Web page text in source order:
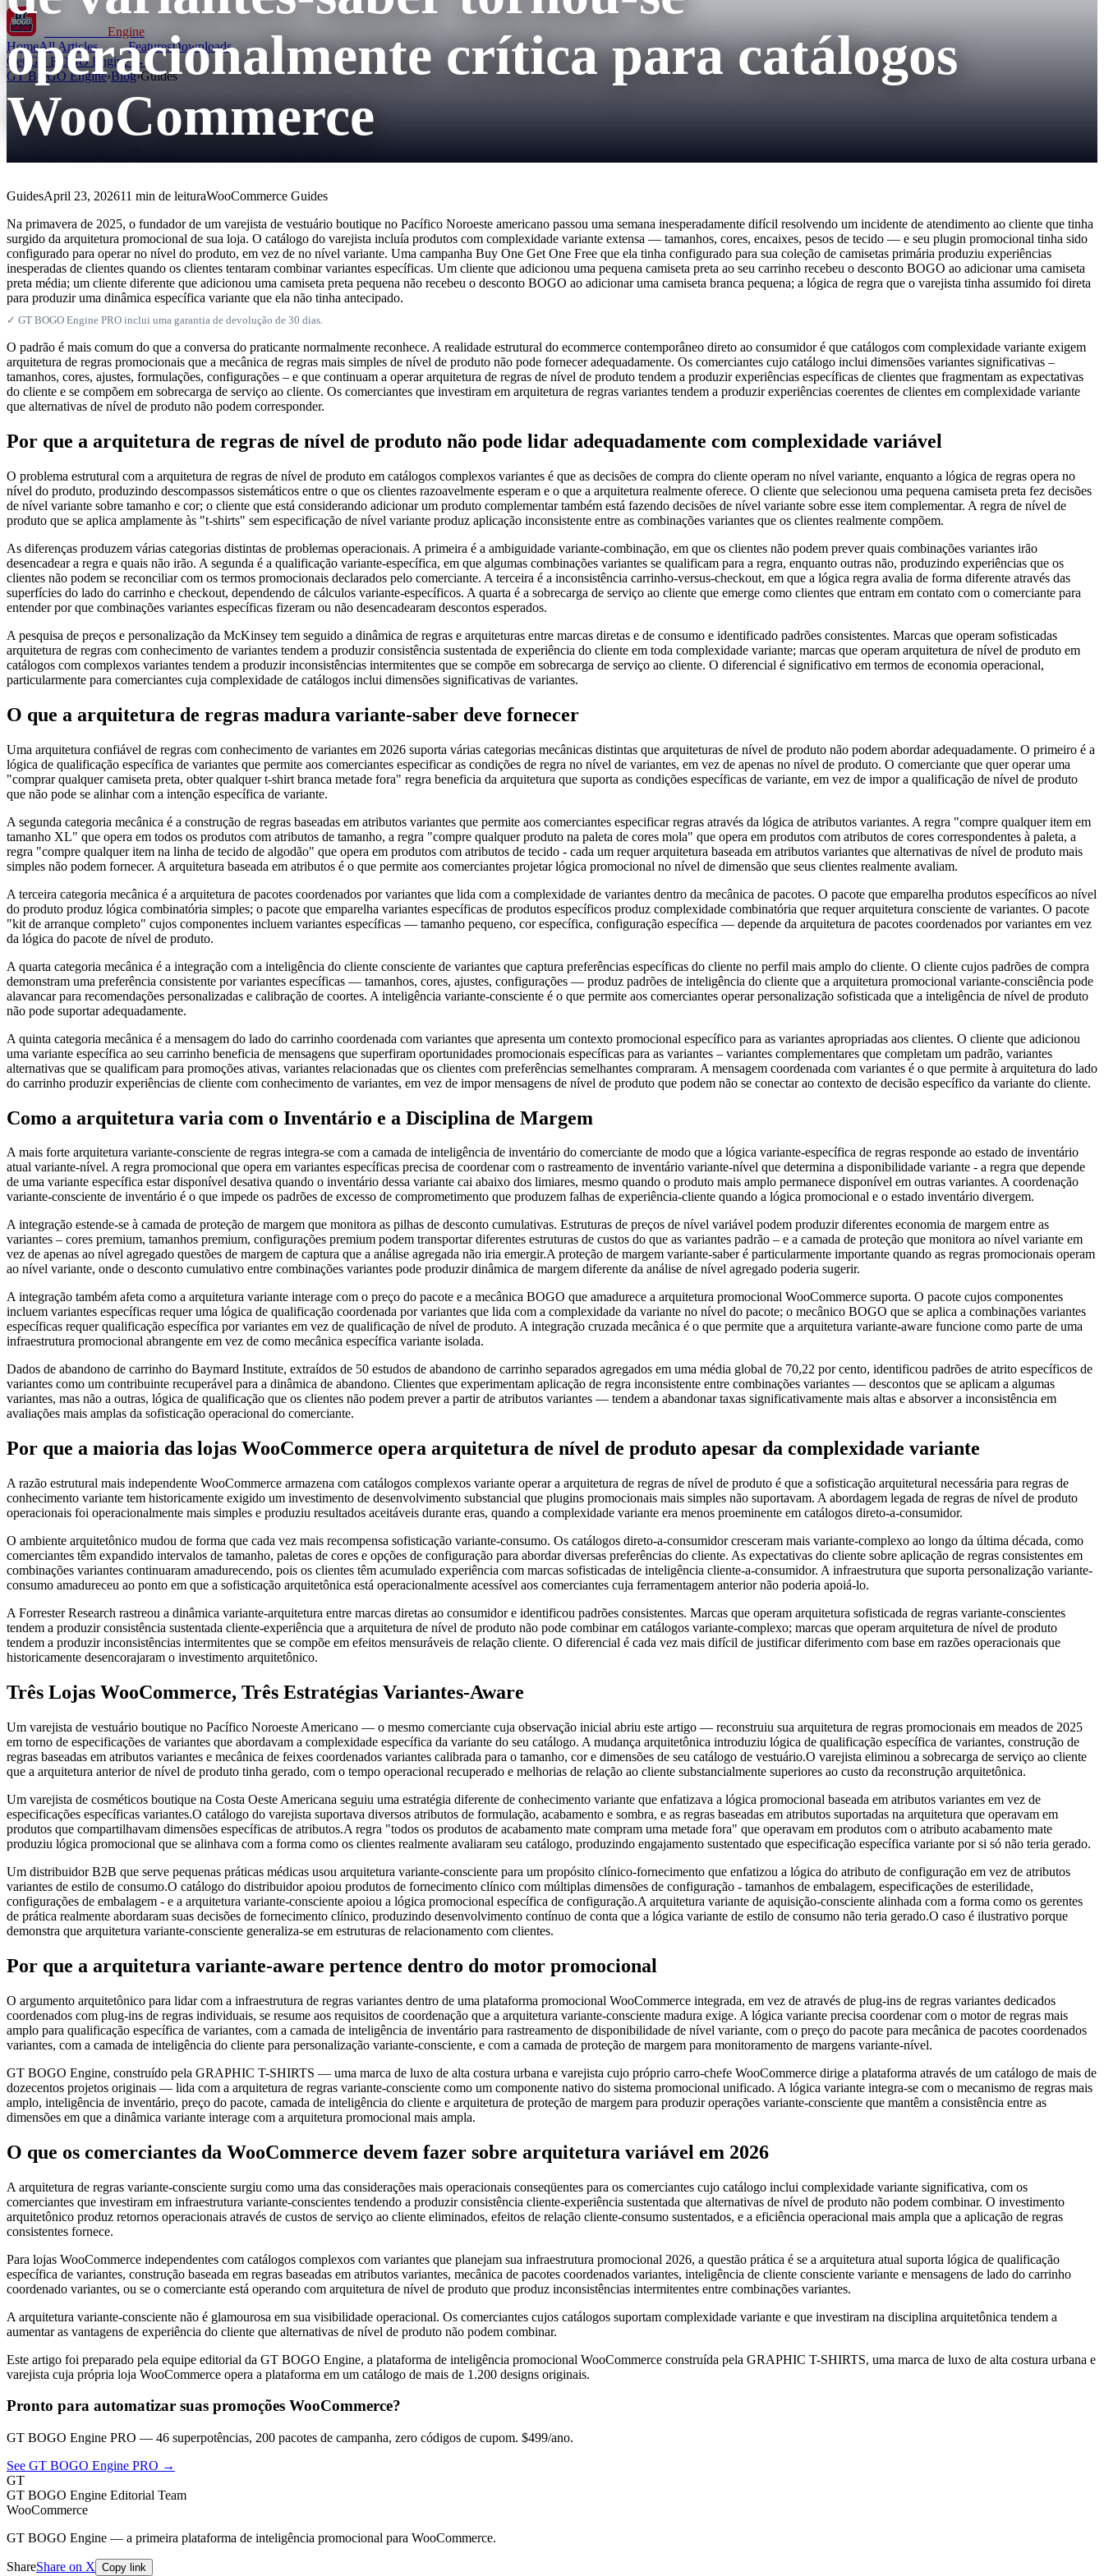
Engine
HomeAll Articles FeaturesDownloads
Get GT BOGO Engine →
GT BOGO Engine›Blog›Guides
operacionalmente crítica para catálogos
WooCommerce
GuidesApril 23, 202611 min de leituraWooCommerce Guides
Na primavera de 2025, o fundador de um varejista de vestuário boutique no Pacífico Noroeste americano passou uma semana inesperadamente difícil resolvendo um incidente de atendimento ao cliente que tinha
surgido da arquitetura promocional de sua loja. O catálogo do varejista incluía produtos com complexidade variante extensa — tamanhos, cores, encaixes, pesos de tecido — e seu plugin promocional tinha sido
configurado para operar no nível do produto, em vez de no nível variante. Uma campanha Buy One Get One Free que ela tinha configurado para sua coleção de camisetas primária produziu experiências
inesperadas de clientes quando os clientes tentaram combinar variantes específicas. Um cliente que adicionou uma pequena camiseta preta ao seu carrinho recebeu o desconto BOGO ao adicionar uma camiseta
preta média; um cliente diferente que adicionou uma camiseta preta pequena não recebeu o desconto BOGO ao adicionar uma camiseta branca pequena; a lógica de regra que o varejista tinha assumido foi direta
para produzir uma dinâmica específica variante que ela não tinha antecipado.
✓ GT BOGO Engine PRO inclui uma garantia de devolução de 30 dias.
O padrão é mais comum do que a conversa do praticante normalmente reconhece. A realidade estrutural do ecommerce contemporâneo direto ao consumidor é que catálogos com complexidade variante exigem
arquitetura de regras promocionais que a mecânica de regras mais simples de nível de produto não pode fornecer adequadamente. Os comerciantes cujo catálogo inclui dimensões variantes significativas –
tamanhos, cores, ajustes, formulações, configurações – e que continuam a operar arquitetura de regras de nível de produto tendem a produzir experiências específicas de clientes que fragmentam as expectativas
do cliente e se compõem em sobrecarga de serviço ao cliente. Os comerciantes que investiram em arquitetura de regras variantes tendem a produzir experiências coerentes de clientes em complexidade variante
que alternativas de nível de produto não podem corresponder.
Por que a arquitetura de regras de nível de produto não pode lidar adequadamente com complexidade variável
O problema estrutural com a arquitetura de regras de nível de produto em catálogos complexos variantes é que as decisões de compra do cliente operam no nível variante, enquanto a lógica de regras opera no
nível do produto, produzindo descompassos sistemáticos entre o que os clientes razoavelmente esperam e o que a arquitetura realmente oferece. O cliente que selecionou uma pequena camiseta preta fez decisões
de nível variante sobre tamanho e cor; o cliente que está considerando adicionar um produto complementar também está fazendo decisões de nível variante sobre esse item complementar. A regra de nível de
produto que se aplica amplamente às "t-shirts" sem especificação de nível variante produz aplicação inconsistente entre as combinações variantes que os clientes realmente compõem.
As diferenças produzem várias categorias distintas de problemas operacionais. A primeira é a ambiguidade variante-combinação, em que os clientes não podem prever quais combinações variantes irão
desencadear a regra e quais não irão. A segunda é a qualificação variante-específica, em que algumas combinações variantes se qualificam para a regra, enquanto outras não, produzindo experiências que os
clientes não podem se reconciliar com os termos promocionais declarados pelo comerciante. A terceira é a inconsistência carrinho-versus-checkout, em que a lógica regra avalia de forma diferente através das
superfícies do lado do carrinho e checkout, dependendo de cálculos variante-específicos. A quarta é a sobrecarga de serviço ao cliente que emerge como clientes que entram em contato com o comerciante para
entender por que combinações variantes específicas fizeram ou não desencadearam descontos esperados.
A pesquisa de preços e personalização da McKinsey tem seguido a dinâmica de regras e arquiteturas entre marcas diretas e de consumo e identificado padrões consistentes. Marcas que operam sofisticadas
arquitetura de regras com conhecimento de variantes tendem a produzir consistência sustentada de experiência do cliente em toda complexidade variante; marcas que operam arquitetura de nível de produto em
catálogos com complexos variantes tendem a produzir inconsistências intermitentes que se compõe em sobrecarga de serviço ao cliente. O diferencial é significativo em termos de economia operacional,
particularmente para comerciantes cuja complexidade de catálogos inclui dimensões significativas de variantes.
O que a arquitetura de regras madura variante-saber deve fornecer
Uma arquitetura confiável de regras com conhecimento de variantes em 2026 suporta várias categorias mecânicas distintas que arquiteturas de nível de produto não podem abordar adequadamente. O primeiro é a
lógica de qualificação específica de variantes que permite aos comerciantes especificar as condições de regra no nível de variantes, em vez de apenas no nível de produto. O comerciante que quer operar uma
"comprar qualquer camiseta preta, obter qualquer t-shirt branca metade fora" regra beneficia da arquitetura que suporta as condições específicas de variante, em vez de impor a qualificação de nível de produto
que não pode se alinhar com a intenção específica de variante.
A segunda categoria mecânica é a construção de regras baseadas em atributos variantes que permite aos comerciantes especificar regras através da lógica de atributos variantes. A regra "compre qualquer item em
tamanho XL" que opera em todos os produtos com atributos de tamanho, a regra "compre qualquer produto na paleta de cores mola" que opera em produtos com atributos de cores correspondentes à paleta, a
regra "compre qualquer item na linha de tecido de algodão" que opera em produtos com atributos de tecido - cada um requer arquitetura baseada em atributos variantes que alternativas de nível de produto mais
simples não podem fornecer. A arquitetura baseada em atributos é o que permite aos comerciantes projetar lógica promocional no nível de dimensão que seus clientes realmente avaliam.
A terceira categoria mecânica é a arquitetura de pacotes coordenados por variantes que lida com a complexidade de variantes dentro da mecânica de pacotes. O pacote que emparelha produtos específicos ao nível
do produto produz lógica combinatória simples; o pacote que emparelha variantes específicas de produtos específicos produz complexidade combinatória que requer arquitetura consciente de variantes. O pacote
"kit de arranque completo" cujos componentes incluem variantes específicas — tamanho pequeno, cor específica, configuração específica — depende da arquitetura de pacotes coordenados por variantes em vez
da lógica do pacote de nível de produto.
A quarta categoria mecânica é a integração com a inteligência do cliente consciente de variantes que captura preferências específicas do cliente no perfil mais amplo do cliente. O cliente cujos padrões de compra
demonstram uma preferência consistente por variantes específicas — tamanhos, cores, ajustes, configurações — produz padrões de inteligência do cliente que a arquitetura promocional variante-consciência pode
alavancar para recomendações personalizadas e calibração de coortes. A inteligência variante-consciente é o que permite aos comerciantes operar personalização sofisticada que a inteligência de nível de produto
não pode suportar adequadamente.
A quinta categoria mecânica é a mensagem do lado do carrinho coordenada com variantes que apresenta um contexto promocional específico para as variantes apropriadas aos clientes. O cliente que adicionou
uma variante específica ao seu carrinho beneficia de mensagens que superfiram oportunidades promocionais específicas para as variantes – variantes complementares que completam um padrão, variantes
alternativas que se qualificam para promoções ativas, variantes relacionadas que os clientes com preferências semelhantes compraram. A mensagem coordenada com variantes é o que permite à arquitetura do lado
do carrinho produzir experiências de cliente com conhecimento de variantes, em vez de impor mensagens de nível de produto que podem não se conectar ao contexto de decisão específico da variante do cliente.
Como a arquitetura varia com o Inventário e a Disciplina de Margem
A mais forte arquitetura variante-consciente de regras integra-se com a camada de inteligência de inventário do comerciante de modo que a lógica variante-específica de regras responde ao estado de inventário
atual variante-nível. A regra promocional que opera em variantes específicas precisa de coordenar com o rastreamento de inventário variante-nível que determina a disponibilidade variante - a regra que depende
de uma variante específica estar disponível desativa quando o inventário dessa variante cai abaixo dos limiares, mesmo quando o produto mais amplo permanece disponível em outras variantes. A coordenação
variante-consciente de inventário é o que impede os padrões de excesso de comprometimento que produzem falhas de experiência-cliente quando a lógica promocional e o estado inventário divergem.
A integração estende-se à camada de proteção de margem que monitora as pilhas de desconto cumulativas. Estruturas de preços de nível variável podem produzir diferentes economia de margem entre as
variantes – cores premium, tamanhos premium, configurações premium podem transportar diferentes estruturas de custos do que as variantes padrão – e a camada de proteção que monitora ao nível variante em
vez de apenas ao nível agregado questões de margem de captura que a análise agregada não iria emergir.A proteção de margem variante-saber é particularmente importante quando as regras promocionais operam
ao nível variante, onde o desconto cumulativo entre combinações variantes pode produzir dinâmica de margem diferente da análise de nível agregado poderia sugerir.
A integração também afeta como a arquitetura variante interage com o preço do pacote e a mecânica BOGO que amadurece a arquitetura promocional WooCommerce suporta. O pacote cujos componentes
incluem variantes específicas requer uma lógica de qualificação coordenada por variantes que lida com a complexidade da variante no nível do pacote; o mecânico BOGO que se aplica a combinações variantes
específicas requer qualificação específica por variantes em vez de qualificação de nível de produto. A integração cruzada mecânica é o que permite que a arquitetura variante-aware funcione como parte de uma
infraestrutura promocional abrangente em vez de como mecânica específica variante isolada.
Dados de abandono de carrinho do Baymard Institute, extraídos de 50 estudos de abandono de carrinho separados agregados em uma média global de 70,22 por cento, identificou padrões de atrito específicos de
variantes como um contribuinte recuperável para a dinâmica de abandono. Clientes que experimentam aplicação de regra inconsistente entre combinações variantes — descontos que se aplicam a algumas
variantes, mas não a outras, lógica de qualificação que os clientes não podem prever a partir de atributos variantes — tendem a abandonar taxas significativamente mais altas e absorver a inconsistência em
avaliações mais amplas da sofisticação operacional do comerciante.
Por que a maioria das lojas WooCommerce opera arquitetura de nível de produto apesar da complexidade variante
A razão estrutural mais independente WooCommerce armazena com catálogos complexos variante operar a arquitetura de regras de nível de produto é que a sofisticação arquitetural necessária para regras de
conhecimento variante tem historicamente exigido um investimento de desenvolvimento substancial que plugins promocionais mais simples não suportavam. A abordagem legada de regras de nível de produto
operacionais foi operacionalmente mais simples e produziu resultados aceitáveis durante eras, quando a complexidade variante era menos proeminente em catálogos direto-a-consumidor.
O ambiente arquitetônico mudou de forma que cada vez mais recompensa sofisticação variante-consumo. Os catálogos direto-a-consumidor cresceram mais variante-complexo ao longo da última década, como
comerciantes têm expandido intervalos de tamanho, paletas de cores e opções de configuração para abordar diversas preferências do cliente. As expectativas do cliente sobre aplicação de regras consistentes em
combinações variantes continuaram amadurecendo, pois os clientes têm acumulado experiência com marcas sofisticadas de inteligência cliente-a-consumidor. A infraestrutura que suporta personalização variante-
consumo amadureceu ao ponto em que a sofisticação arquitetônica está operacionalmente acessível aos comerciantes cuja ferramentagem anterior não poderia apoiá-lo.
A Forrester Research rastreou a dinâmica variante-arquitetura entre marcas diretas ao consumidor e identificou padrões consistentes. Marcas que operam arquitetura sofisticada de regras variante-conscientes
tendem a produzir consistência sustentada cliente-experiência que a arquitetura de nível de produto não pode combinar em catálogos variante-complexo; marcas que operam arquitetura de nível de produto
tendem a produzir inconsistências intermitentes que se compõe em efeitos mensuráveis de relação cliente. O diferencial é cada vez mais difícil de justificar diferimento com base em razões operacionais que
historicamente desencorajaram o investimento arquitetônico.
Três Lojas WooCommerce, Três Estratégias Variantes-Aware
Um varejista de vestuário boutique no Pacífico Noroeste Americano — o mesmo comerciante cuja observação inicial abriu este artigo — reconstruiu sua arquitetura de regras promocionais em meados de 2025
em torno de especificações de variantes que abordavam a complexidade específica da variante do seu catálogo. A mudança arquitetônica introduziu lógica de qualificação específica de variantes, construção de
regras baseadas em atributos variantes e mecânica de feixes coordenados variantes calibrada para o tamanho, cor e dimensões de seu catálogo de vestuário.O varejista eliminou a sobrecarga de serviço ao cliente
que a arquitetura anterior de nível de produto tinha gerado, com o tempo operacional recuperado e melhorias de relação ao cliente substancialmente superiores ao custo da reconstrução arquitetônica.
Um varejista de cosméticos boutique na Costa Oeste Americana seguiu uma estratégia diferente de conhecimento variante que enfatizava a lógica promocional baseada em atributos variantes em vez de
especificações específicas variantes.O catálogo do varejista suportava diversos atributos de formulação, acabamento e sombra, e as regras baseadas em atributos suportadas na arquitetura que operavam em
produtos que compartilhavam dimensões específicas de atributos.A regra "todos os produtos de acabamento mate compram uma metade fora" que operavam em produtos com o atributo acabamento mate
produziu lógica promocional que se alinhava com a forma como os clientes realmente avaliaram seu catálogo, produzindo engajamento sustentado que especificação específica variante por si só não teria gerado.
Um distribuidor B2B que serve pequenas práticas médicas usou arquitetura variante-consciente para um propósito clínico-fornecimento que enfatizou a lógica do atributo de configuração em vez de atributos
variantes de estilo de consumo.O catálogo do distribuidor apoiou produtos de fornecimento clínico com múltiplas dimensões de configuração - tamanhos de embalagem, especificações de esterilidade,
configurações de embalagem - e a arquitetura variante-consciente apoiou a lógica promocional específica de configuração.A arquitetura variante de aquisição-consciente alinhada com a forma como os gerentes
de prática realmente abordaram suas decisões de fornecimento clínico, produzindo desenvolvimento contínuo de conta que a lógica variante de estilo de consumo não teria gerado.O caso é ilustrativo porque
demonstra que arquitetura variante-consciente generaliza-se em estruturas de relacionamento com clientes.
Por que a arquitetura variante-aware pertence dentro do motor promocional
O argumento arquitetônico para lidar com a infraestrutura de regras variantes dentro de uma plataforma promocional WooCommerce integrada, em vez de através de plug-ins de regras variantes dedicados
coordenados com plug-ins de regras individuais, se resume aos requisitos de coordenação que a arquitetura variante-consciente madura exige. A lógica variante precisa coordenar com o motor de regras mais
amplo para qualificação específica de variantes, com a camada de inteligência de inventário para rastreamento de disponibilidade de nível variante, com o preço do pacote para mecânica de pacotes coordenados
variantes, com a camada de inteligência do cliente para personalização variante-consciente, e com a camada de proteção de margem para monitoramento de margens variante-nível.
GT BOGO Engine, construído pela GRAPHIC T-SHIRTS — uma marca de luxo de alta costura urbana e varejista cujo próprio carro-chefe WooCommerce dirige a plataforma através de um catálogo de mais de
dozecentos projetos originais — lida com a arquitetura de regras variante-consciente como um componente nativo do sistema promocional unificado. A lógica variante integra-se com o mecanismo de regras mais
amplo, inteligência de inventário, preço do pacote, camada de inteligência do cliente e arquitetura de proteção de margem para produzir operações variante-consciente que mantêm a consistência entre as
dimensões em que a dinâmica variante interage com a arquitetura promocional mais ampla.
O que os comerciantes da WooCommerce devem fazer sobre arquitetura variável em 2026
A arquitetura de regras variante-consciente surgiu como uma das considerações mais operacionais conseqüentes para os comerciantes cujo catálogo inclui complexidade variante significativa, com os
comerciantes que investiram em infraestrutura variante-conscientes tendendo a produzir consistência cliente-experiência sustentada que alternativas de nível de produto não podem combinar. O investimento
arquitetônico produz retornos operacionais através de custos de serviço ao cliente eliminados, efeitos de relação cliente-consumo sustentados, e a eficiência operacional mais ampla que a aplicação de regras
consistentes fornece.
Para lojas WooCommerce independentes com catálogos complexos com variantes que planejam sua infraestrutura promocional 2026, a questão prática é se a arquitetura atual suporta lógica de qualificação
específica de variantes, construção baseada em regras baseadas em atributos variantes, mecânica de pacotes coordenados variantes, inteligência de cliente consciente variante e mensagens de lado do carrinho
coordenado variantes, ou se o comerciante está operando com arquitetura de nível de produto que produz inconsistências intermitentes entre combinações variantes.
A arquitetura variante-consciente não é glamourosa em sua visibilidade operacional. Os comerciantes cujos catálogos suportam complexidade variante e que investiram na disciplina arquitetônica tendem a
aumentar as vantagens de experiência do cliente que alternativas de nível de produto não podem combinar.
Este artigo foi preparado pela equipe editorial da GT BOGO Engine, a plataforma de inteligência promocional WooCommerce construída pela GRAPHIC T-SHIRTS, uma marca de luxo de alta costura urbana e
varejista cuja própria loja WooCommerce opera a plataforma em um catálogo de mais de 1.200 designs originais.
Pronto para automatizar suas promoções WooCommerce?
GT BOGO Engine PRO — 46 superpotências, 200 pacotes de campanha, zero códigos de cupom. $499/ano.
See GT BOGO Engine PRO →
GT
GT BOGO Engine Editorial Team
WooCommerce
GT BOGO Engine — a primeira plataforma de inteligência promocional para WooCommerce.
ShareShare on X Copy link